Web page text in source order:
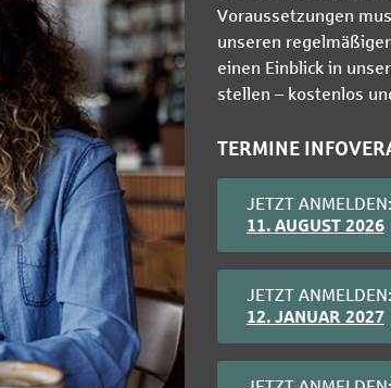
Voraussetzungen
unseren
einen Einblick in
stellen – kostenlos
TERMINE
JETZT ANMELDEN:
11. AUGUST 2026
JETZT ANMELDEN:
12. JANUAR 2027